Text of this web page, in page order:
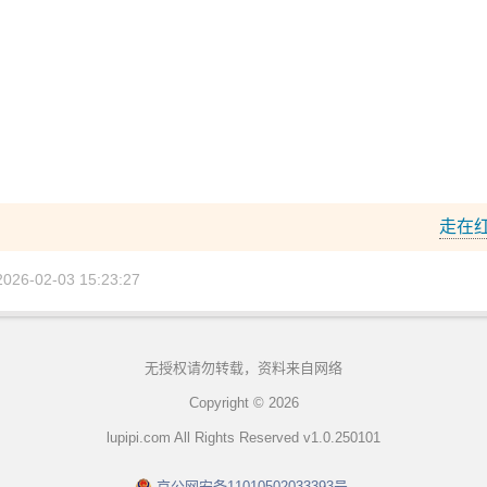
走在
02-03 15:23:27
无授权请勿转载，资料来自网络
Copyright © 2026
lupipi.com All Rights Reserved v1.0.250101